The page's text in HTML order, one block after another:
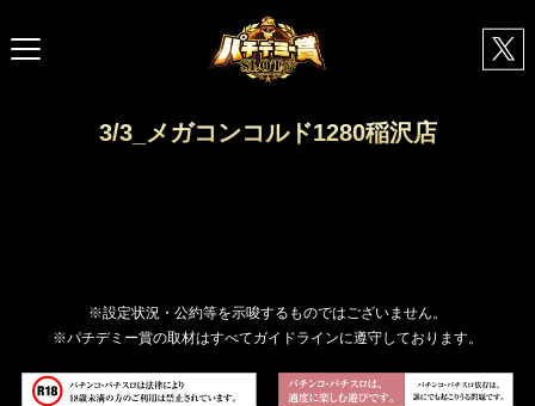
3/3_メガコンコルド1280稲沢店
※設定状況・公約等を示唆するものではございません。
※パチデミー賞の取材はすべてガイドラインに遵守しております。